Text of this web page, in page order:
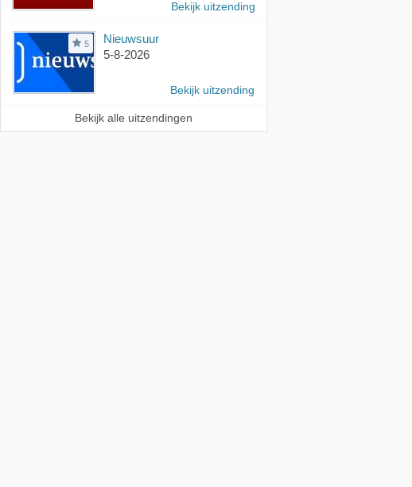
Bekijk uitzending
5
Nieuwsuur
5-8-2026
Bekijk uitzending
Bekijk alle uitzendingen